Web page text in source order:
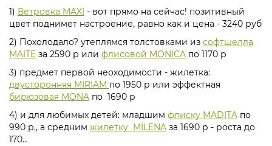
1) Ветровка MAXI - вот прямо на сейчас! позитивный
цвет поднимет настроение, равно как и цена - 3240 руб
2) Похолодало? утеплямся толстовками из софтшелла
MAITE за 2590 р или флисовой MONICA по 1170 р
3) предмет первой неоходимости - жилетка:
двусторонняя MIRIAM по 1950 р или эффектная
бирюзовая MONA по 1690 р
4) и для любимых детей: младшим флиску MADITA по
990 р., а средним жилетку MILENA за 1690 р - роста до
170...